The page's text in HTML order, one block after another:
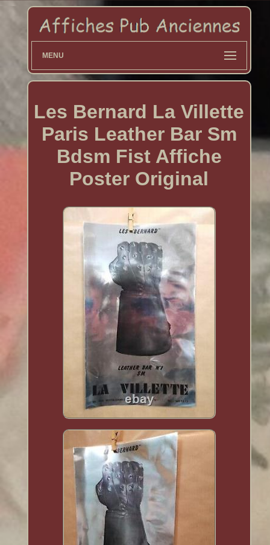
MENU
Les Bernard La Villette
Paris Leather Bar Sm
Bdsm Fist Affiche
Poster Original